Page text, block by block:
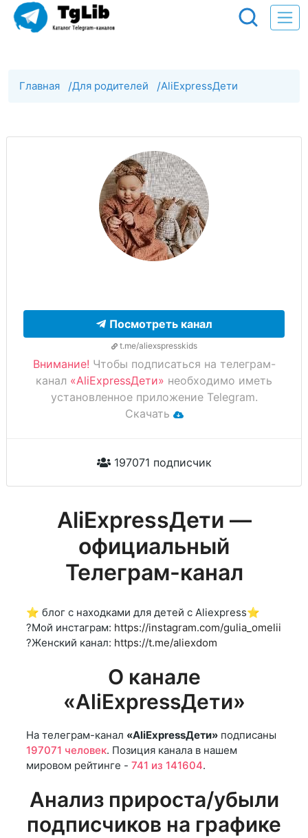
Главная /Для родителей /AliExpressДети
Посмотреть канал
t.me/aliexspresskids
Внимание! Чтобы подписаться на телеграм-
канал «AliExpressДети» необходимо иметь
установленное приложение Telegram.
Скачать
197071 подписчик
AliExpressДети —
официальный
Телеграм-канал
⭐️ блог с находками для детей с Aliexpress⭐️
?Мой инстаграм: https://instagram.com/gulia_omelii
?Женский канал: https://t.me/aliexdom
О канале
«AliExpressДети»
На телеграм-канал «AliExpressДети» подписаны
197071 человек. Позиция канала в нашем
мировом рейтинге - 741 из 141604.
Анализ прироста/убыли
подписчиков на графике